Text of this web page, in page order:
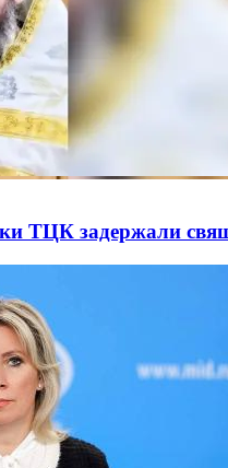
ТЦК задержали